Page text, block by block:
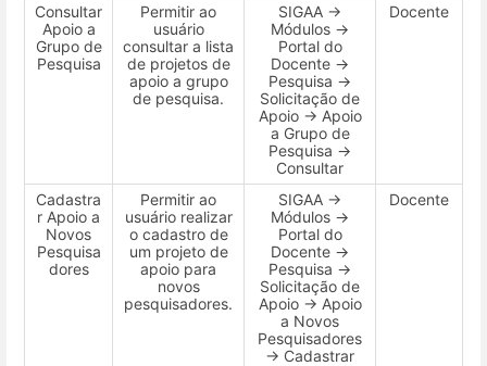
Consultar
Apoio a
Grupo de
Pesquisa
Permitir ao
usuário
consultar a lista
de projetos de
apoio a grupo
de pesquisa.
SIGAA →
Módulos →
Portal do
Docente →
Pesquisa →
Solicitação de
Apoio → Apoio
a Grupo de
Pesquisa →
Consultar
Docente
Cadastra
r Apoio a
Novos
Pesquisa
dores
Permitir ao
usuário realizar
o cadastro de
um projeto de
apoio para
novos
pesquisadores.
SIGAA →
Módulos →
Portal do
Docente →
Pesquisa →
Solicitação de
Apoio → Apoio
a Novos
Pesquisadores
→ Cadastrar
Docente